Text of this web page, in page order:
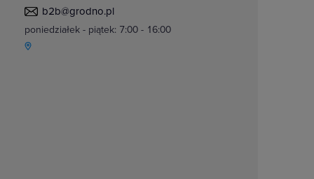
b2b@grodno.pl
poniedziałek - piątek: 7:00 - 16:00